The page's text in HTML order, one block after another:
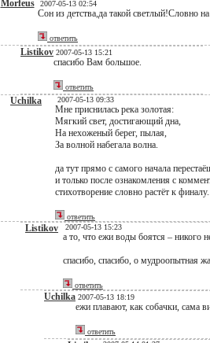
Morfeus 2007-05-13 02:54
Сон из детства,да такой светлый!Словно
ответить
Listikov 2007-05-13 15:21
спасибо Вам большое.
ответить
Uchilka 2007-05-13 09:33
Мне приснилась река золотая:
Мягкий свет, достигающий дна,
На нехоженый берег, пылая,
За волной набегала волна.
да тут прямо с самого начала
и только после ознакомления с
стихотворение словно растёт к
ответить
Listikov 2007-05-13 15:23
а то, что ежи воды боятся – никого
спасибо, спасибо, о мудроопытная
ответить
Uchilka 2007-05-13 18:19
ежи плавают, как собачки, сама
ответить